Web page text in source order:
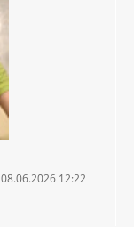
08.06.2026 12:22